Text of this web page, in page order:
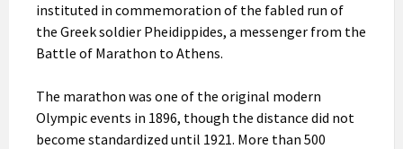
instituted in commemoration of the fabled run of
the Greek soldier Pheidippides, a messenger from the
Battle of Marathon to Athens.
The marathon was one of the original modern
Olympic events in 1896, though the distance did not
become standardized until 1921. More than 500